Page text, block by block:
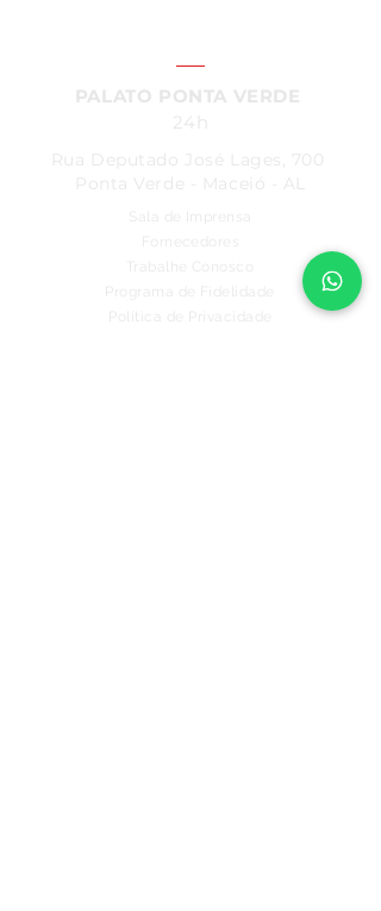
PALATO PONTA VERDE
24h
Rua Deputado José Lages, 700
Ponta Verde - Maceió - AL
Sala de Imprensa
Fornecedores
Trabalhe Conosco
Programa de Fidelidade
Política de Privacidade